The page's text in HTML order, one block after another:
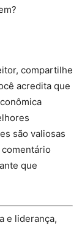
compartilhe
acredita que
são valiosas
que
e liderança,